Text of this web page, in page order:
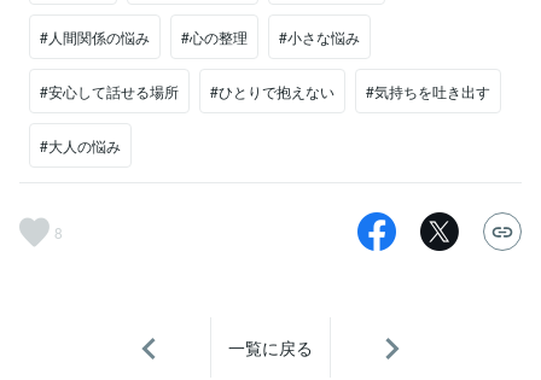
#人間関係の悩み #心の整理 #小さな悩み
#安心して話せる場所 #ひとりで抱えない #気持ちを吐き出す
#大人の悩み
8
一覧に戻る